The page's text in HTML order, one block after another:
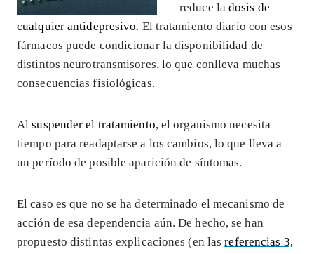
reduce ladosis de
cualquier antidepresivo. El tratamiento diario con esos
fármacos puede condicionar la disponibilidad de
distintos neurotransmisores, lo que conlleva muchas
consecuencias fisiológicas.
Alsuspender el tratamiento, el organismo necesita
tiempo para readaptarse a los cambios, lo que lleva a
un período de posible aparición de síntomas.
El caso es que no se ha determinado el mecanismo de
acción de esa dependencia aún. De hecho, se han
propuesto distintas explicaciones (en lasreferencias 3,